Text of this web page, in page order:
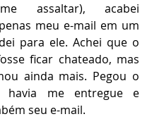
assaltar), acabei
meu e-mail em um
para ele. Achei que o
ficar chateado, mas
ainda mais. Pegou o
havia me entregue e
seu e-mail.